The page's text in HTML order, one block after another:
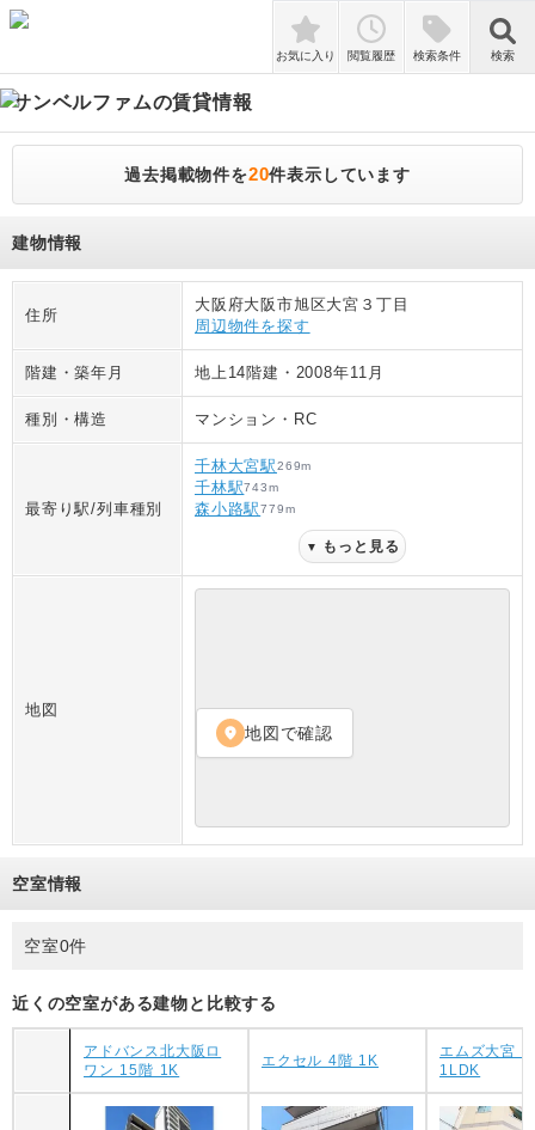
検索
お気に入り 閲覧履歴 検索条件 検索
サンベルファムの賃貸情報
過去掲載物件を20件表示しています
建物情報
住所
大阪府大阪市旭区大宮３丁目
周辺物件を探す
階建・築年月 地上14階建 ・ 2008年11月
種別・構造 マンション ・ RC
最寄り駅/列車種別
千林大宮駅269m
千林駅743m
森小路駅779m
▼ もっと見る
地図
location_on 地図で確認
空室情報
空室0件
近くの空室がある建物と比較する
アドバンス北大阪ロ
ワン 15階 1K
エクセル 4階 1K
エムズ大宮 4
1LDK